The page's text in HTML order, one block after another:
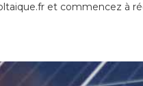
et commencez à